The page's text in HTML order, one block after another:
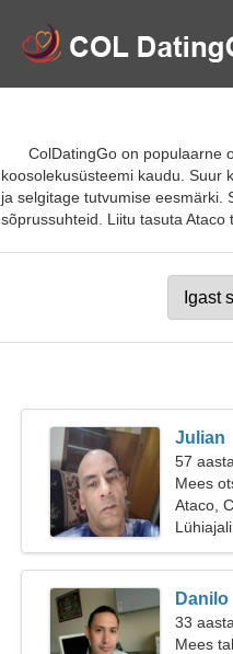
ColDatingGo on populaarne
koosolekusüsteemi kaudu. Suur
ja selgitage tutvumise eesmärki.
sõprussuhteid. Liitu tasuta Ataco
Julian
57
Mees
Ataco,
Danilo
33
Mees